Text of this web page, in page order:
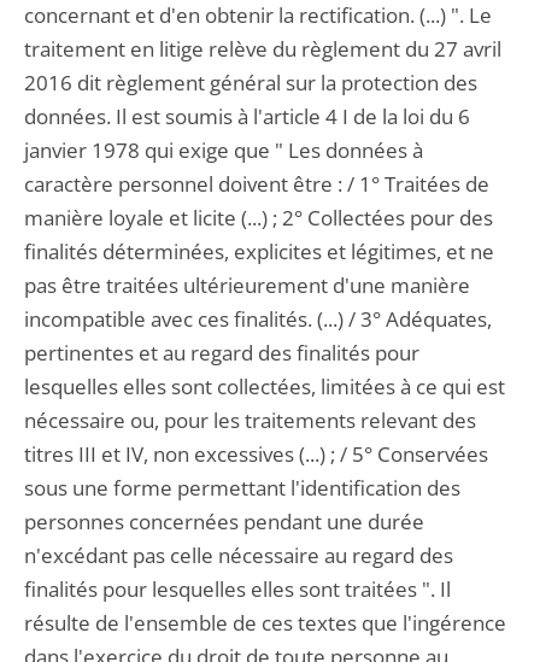
concernant et d'en obtenir la rectification. (...) ". Le
traitement en litige relève du règlement du 27 avril
2016 dit règlement général sur la protection des
données. Il est soumis à l'article 4 I de la loi du 6
janvier 1978 qui exige que " Les données à
caractère personnel doivent être : / 1° Traitées de
manière loyale et licite (...) ; 2° Collectées pour des
finalités déterminées, explicites et légitimes, et ne
pas être traitées ultérieurement d'une manière
incompatible avec ces finalités. (...) / 3° Adéquates,
pertinentes et au regard des finalités pour
lesquelles elles sont collectées, limitées à ce qui est
nécessaire ou, pour les traitements relevant des
titres III et IV, non excessives (...) ; / 5° Conservées
sous une forme permettant l'identification des
personnes concernées pendant une durée
n'excédant pas celle nécessaire au regard des
finalités pour lesquelles elles sont traitées ". Il
résulte de l'ensemble de ces textes que l'ingérence